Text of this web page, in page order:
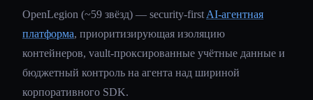
OpenLegion (~59 звёзд) — security-first AI-агентная
платформа, приоритизирующая изоляцию
контейнеров, vault-проксированные учётные данные и
бюджетный контроль на агента над шириной
корпоративного SDK.